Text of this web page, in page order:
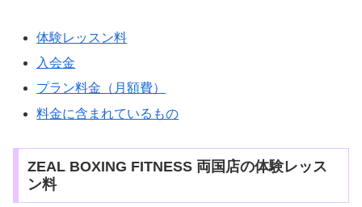
体験レッスン料
入会金
プラン料金（月額費）
料金に含まれているもの
ZEAL BOXING FITNESS 両国店の体験レッス
ン料